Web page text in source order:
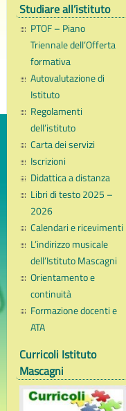
Studiare all’istituto
PTOF – Piano
Triennale dell’Offerta
formativa
Autovalutazione di
Istituto
Regolamenti
dell’istituto
Carta dei servizi
Iscrizioni
Didattica a distanza
Libri di testo 2025 –
2026
Calendari e ricevimenti
L’indirizzo musicale
dell’Istituto Mascagni
Orientamento e
continuità
Formazione docenti e
ATA
Curricoli Istituto
Mascagni